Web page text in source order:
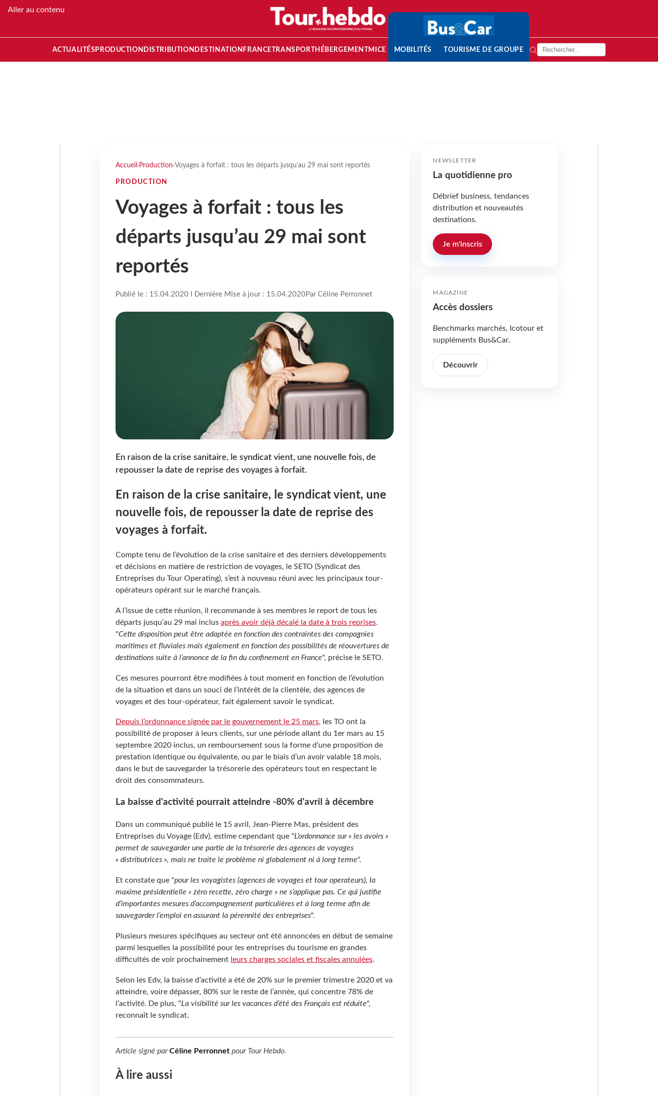
Aller au contenu
ACTUALITÉS PRODUCTION DISTRIBUTION DESTINATION FRANCETRANSPORT HÉBERGEMENTMICE MOBILITÉS TOURISME DE GROUPE
Accueil › Production›Voyages à forfait : tous les départs jusqu’au 29 mai sont reportés
PRODUCTION
Voyages à forfait : tous les
départs jusqu’au 29 mai sont
reportés
Publié le : 15.04.2020 I Dernière Mise à jour : 15.04.2020Par Céline Perronnet
En raison de la crise sanitaire, le syndicat vient, une nouvelle fois, de
repousser la date de reprise des voyages à forfait.
En raison de la crise sanitaire, le syndicat vient, une
nouvelle fois, de repousser la date de reprise des
voyages à forfait.
Compte tenu de l’évolution de la crise sanitaire et des derniers développements
et décisions en matière de restriction de voyages, le SETO (Syndicat des
Entreprises du Tour Operating), s’est à nouveau réuni avec les principaux tour-
opérateurs opérant sur le marché français.
A l’issue de cette réunion, il recommande à ses membres le report de tous les
départs jusqu’au 29 mai inclus après avoir déjà décalé la date à trois reprises.
"Cette disposition peut être adaptée en fonction des contraintes des compagnies
maritimes et fluviales mais également en fonction des possibilités de réouvertures de
destinations suite à l’annonce de la fin du confinement en France", précise le SETO.
Ces mesures pourront être modifiées à tout moment en fonction de l’évolution
de la situation et dans un souci de l’intérêt de la clientèle, des agences de
voyages et des tour-opérateur, fait également savoir le syndicat.
Depuis l’ordonnance signée par le gouvernement le 25 mars, les TO ont la
possibilité de proposer à leurs clients, sur une période allant du 1er mars au 15
septembre 2020 inclus, un remboursement sous la forme d’une proposition de
prestation identique ou équivalente, ou par le biais d’un avoir valable 18 mois,
dans le but de sauvegarder la trésorerie des opérateurs tout en respectant le
droit des consommateurs.
La baisse d'activité pourrait atteindre -80% d'avril à décembre
Dans un communiqué publié le 15 avril, Jean-Pierre Mas, président des
Entreprises du Voyage (Edv), estime cependant que "L’ordonnance sur « les avoirs »
permet de sauvegarder une partie de la trésorerie des agences de voyages
« distributrices », mais ne traite le problème ni globalement ni à long terme".
Et constate que "pour les voyagistes (agences de voyages et tour operateurs), la
maxime présidentielle « zéro recette, zéro charge » ne s’applique pas. Ce qui justifie
d’importantes mesures d’accompagnement particulières et à long terme afin de
sauvegarder l’emploi en assurant la pérennité des entreprises".
Plusieurs mesures spécifiques au secteur ont été annoncées en début de semaine
parmi lesquelles la possibilité pour les entreprises du tourisme en grandes
difficultés de voir prochainement leurs charges sociales et fiscales annulées.
Selon les Edv, la baisse d’activité a été de 20% sur le premier trimestre 2020 et va
atteindre, voire dépasser, 80% sur le reste de l’année, qui concentre 78% de
l’activité. De plus, "La visibilité sur les vacances d’été des Français est réduite",
reconnaît le syndicat.
Article signé parCéline Perronnetpour Tour Hebdo.
À lire aussi
NEWSLETTER
La quotidienne pro
Débrief business, tendances
distribution et nouveautés
destinations.
Je m'inscris
MAGAZINE
Accès dossiers
Benchmarks marchés, Icotour et
suppléments Bus&Car.
Découvrir